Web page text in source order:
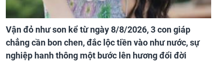
Vận đỏ như son kể từ ngày 8/8/2026, 3 con giáp
chẳng cần bon chen, đắc lộc tiền vào như nước, sự
nghiệp hanh thông một bước lên hương đổi đời